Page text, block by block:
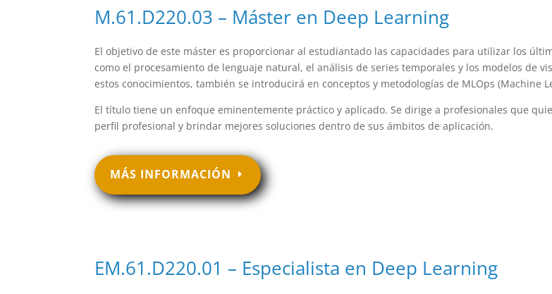
M.61.D220.03 – Máster en Deep Learning
El objetivo de este máster es proporcionar al estudiantado las capacidades para utilizar los
como el procesamiento de lenguaje natural, el análisis de series temporales y los modelos de
estos conocimientos, también se introducirá en conceptos y metodologías de MLOps (Machine
El título tiene un enfoque eminentemente práctico y aplicado. Se dirige a profesionales que
perfil profesional y brindar mejores soluciones dentro de sus ámbitos de aplicación.
MÁS INFORMACIÓN
EM.61.D220.01 – Especialista en Deep Learning